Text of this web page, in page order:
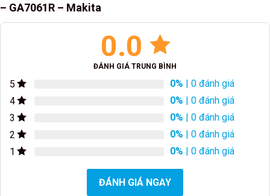
– GA7061R – Makita
0.0
ĐÁNH GIÁ TRUNG BÌNH
5 0% | 0 đánh giá
4
0% | 0 đánh giá
3
0% | 0 đánh giá
2
0% | 0 đánh giá
1
0% | 0 đánh giá
ĐÁNH GIÁ NGAY